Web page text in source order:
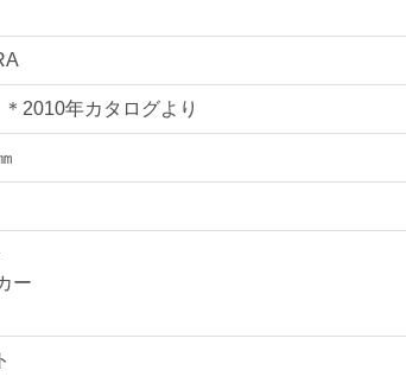
なデザインになり
2010年カタログより
ー